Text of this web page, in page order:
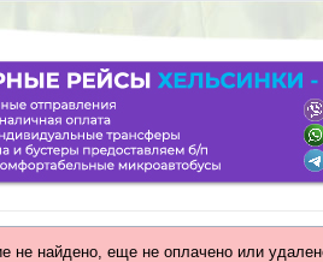
не найдено, еще не оплачено или